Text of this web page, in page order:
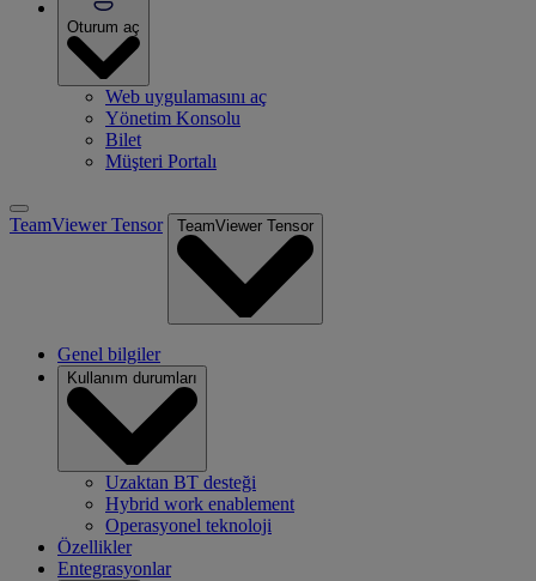
Oturum aç
Web uygulamasını aç
Yönetim Konsolu
Bilet
Müşteri Portalı
TeamViewer Tensor TeamViewer Tensor
Genel bilgiler
Kullanım durumları
Uzaktan BT desteği
Hybrid work enablement
Operasyonel teknoloji
Özellikler
Entegrasyonlar